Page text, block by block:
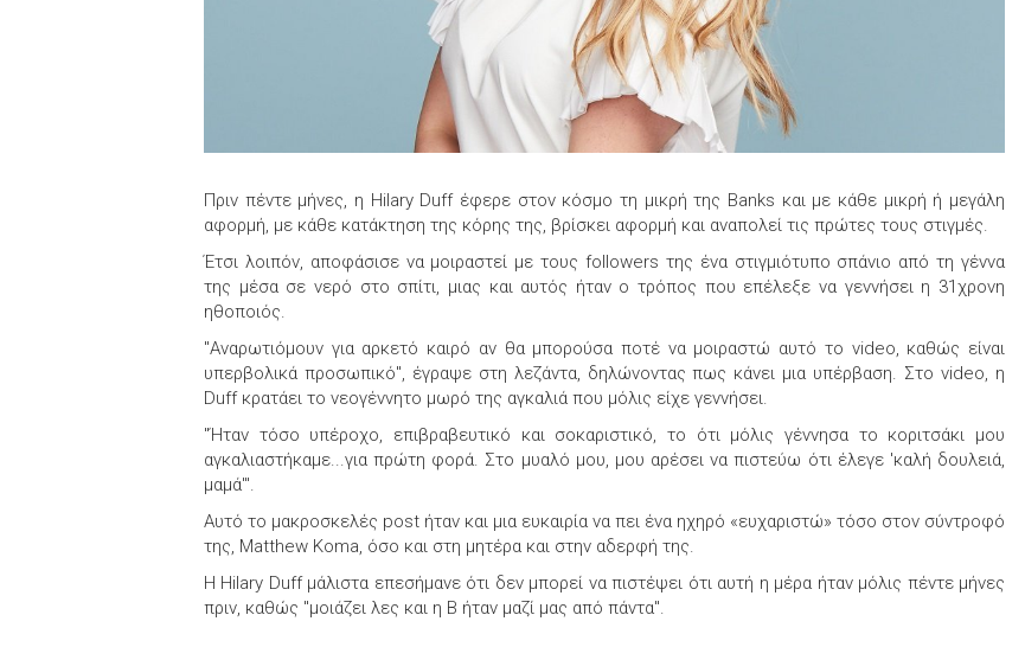
Πριν πέντε μήνες, η Hilary Duff έφερε στον κόσμο τη μικρή της Banks και με κάθε μικρή ή μεγάλη
αφορμή, με κάθε κατάκτηση της κόρης της, βρίσκει αφορμή και αναπολεί τις πρώτες τους στιγμές.
Έτσι λοιπόν, αποφάσισε να μοιραστεί με τους followers της ένα στιγμιότυπο σπάνιο από τη γέννα
της μέσα σε νερό στο σπίτι, μιας και αυτός ήταν ο τρόπος που επέλεξε να γεννήσει η 31χρονη
ηθοποιός.
"Αναρωτιόμουν για αρκετό καιρό αν θα μπορούσα ποτέ να μοιραστώ αυτό το video, καθώς είναι
υπερβολικά προσωπικό", έγραψε στη λεζάντα, δηλώνοντας πως κάνει μια υπέρβαση. Στο video, η
Duff κρατάει το νεογέννητο μωρό της αγκαλιά που μόλις είχε γεννήσει.
"Ήταν τόσο υπέροχο, επιβραβευτικό και σοκαριστικό, το ότι μόλις γέννησα το κοριτσάκι μου
αγκαλιαστήκαμε...για πρώτη φορά. Στο μυαλό μου, μου αρέσει να πιστεύω ότι έλεγε 'καλή δουλειά,
μαμά'".
Αυτό το μακροσκελές post ήταν και μια ευκαιρία να πει ένα ηχηρό «ευχαριστώ» τόσο στον σύντροφό
της, Matthew Koma, όσο και στη μητέρα και στην αδερφή της.
Η Hilary Duff μάλιστα επεσήμανε ότι δεν μπορεί να πιστέψει ότι αυτή η μέρα ήταν μόλις πέντε μήνες
πριν, καθώς "μοιάζει λες και η B ήταν μαζί μας από πάντα".